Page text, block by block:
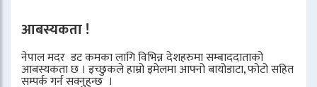
आबस्यकता !
नेपाल मदर डट कमका लागि विभिन्न देशहरुमा सम्बाददाताको
आबस्यकता छ । इच्छुकले हाम्रो इमेलमा आफ्नो बायोडाटा, फोटो सहित
सम्पर्क गर्न सक्नुहुन्छ ।